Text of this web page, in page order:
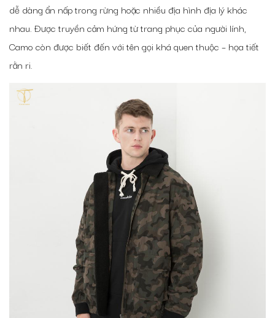
dễ dàng ẩn nấp trong rừng hoặc nhiều địa hình địa lý khác
nhau. Được truyền cảm hứng từ trang phục của người lính,
Camo còn được biết đến với tên gọi khá quen thuộc – họa tiết
rằn ri.